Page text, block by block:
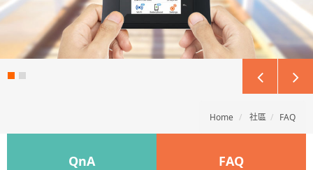
a
t
i
o
n
Home 社區 FAQ
QnA FAQ